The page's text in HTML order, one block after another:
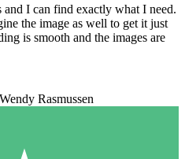
and I can find exactly what I need.
the image as well to get it just
is smooth and the images are
Wendy Rasmussen